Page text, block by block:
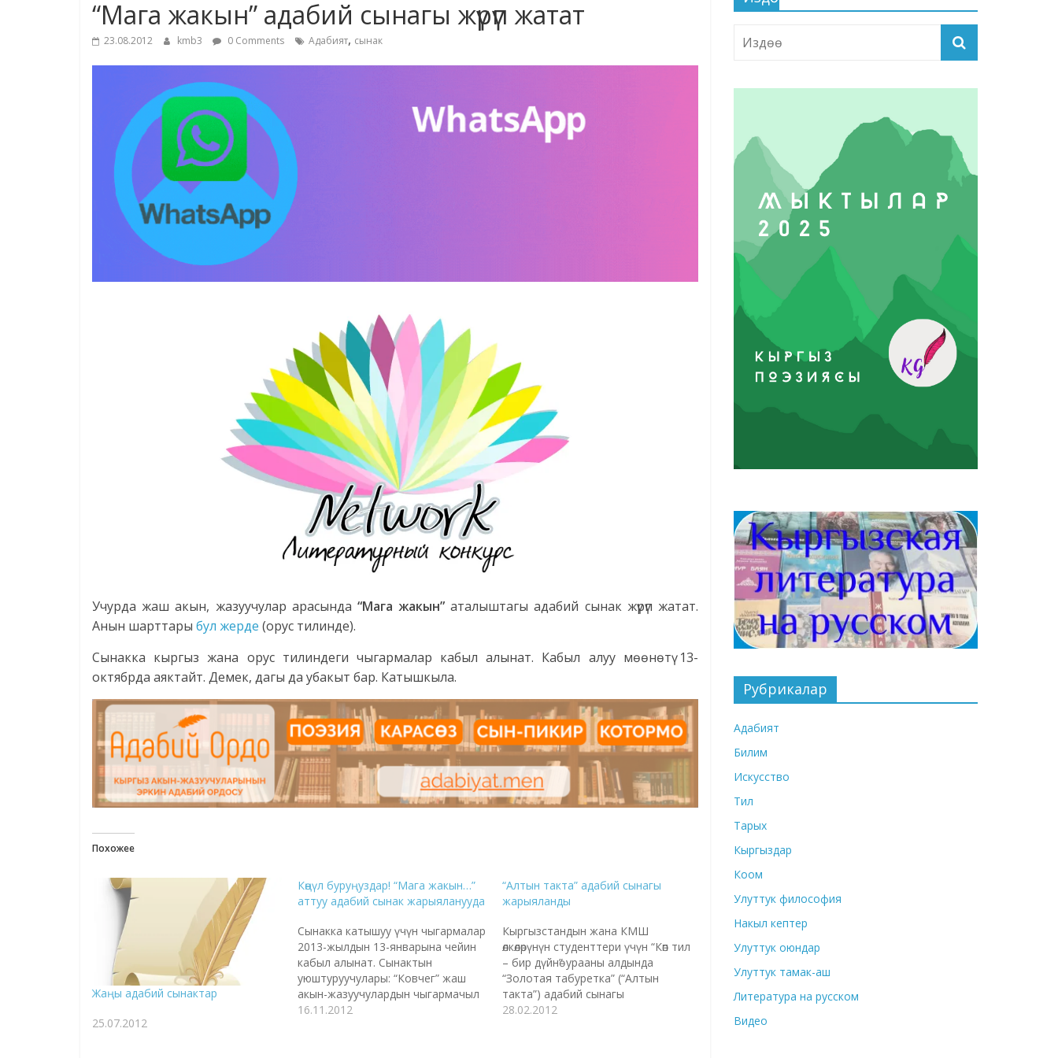
“Мага жакын” адабий сынагы жүрүп жатат
23.08.2012 kmb3 0 Comments Адабият, сынак
Учурда жаш акын, жазуучулар арасында “Мага жакын” аталыштагы адабий сынак жүрүп жатат.
Анын шарттары бул жерде (орус тилинде).
Сынакка кыргыз жана орус тилиндеги чыгармалар кабыл алынат. Кабыл алуу мөөнөтү 13-
октябрда аяктайт. Демек, дагы да убакыт бар. Катышкыла.
Похожее
Жаңы адабий сынактар
25.07.2012
Көңүл буруңуздар! “Мага жакын…”
аттуу адабий сынак жарыяланууда
Сынакка катышуу үчүн чыгармалар
2013-жылдын 13-январына чейин
кабыл алынат. Сынактын
уюштуруучулары: “Ковчег” жаш
акын-жазуучулардын чыгармачыл
бирикмеси Сынактын максаты:
16.11.2012
“Алтын такта” адабий сынагы
жарыяланды
Кыргызстандын жана КМШ
өлкөлөрүнүн студенттери үчүн “Көп тил
– бир дүйнө” урааны алдында
“Золотая табуретка” (“Алтын
такта”) адабий сынагы
жарыяланды, чыгармаларды
28.02.2012
Рубрикалар
Адабият
Билим
Искусство
Тил
Тарых
Кыргыздар
Коом
Улуттук философия
Накыл кептер
Улуттук оюндар
Улуттук тамак-аш
Литература на русском
Видео